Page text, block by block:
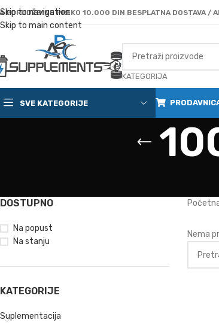
Skip to navigation
Skip to main content
PORUDŽBINE PREKO 10.000 DIN BESPLATNA DOSTAVA /
KATEGORIJA
SVE KATEGORIJE
DOSTUPNO
Na popust
Na stanju
KATEGORIJE
Suplementacija
Nema